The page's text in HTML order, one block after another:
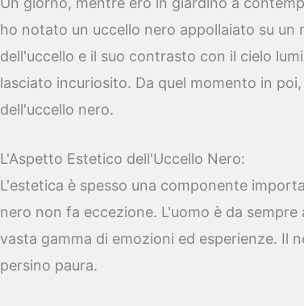
ho notato un uccello nero appollaiato su
dell'uccello e il suo contrasto con il cielo
lasciato incuriosito. Da quel momento in
dell'uccello nero.
L'Aspetto Estetico dell'Uccello Nero:
L'estetica è spesso una componente
nero non fa eccezione. L'uomo è da
vasta gamma di emozioni ed esperienze. Il
persino paura.